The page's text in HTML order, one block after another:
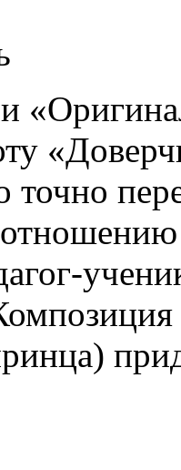
точно